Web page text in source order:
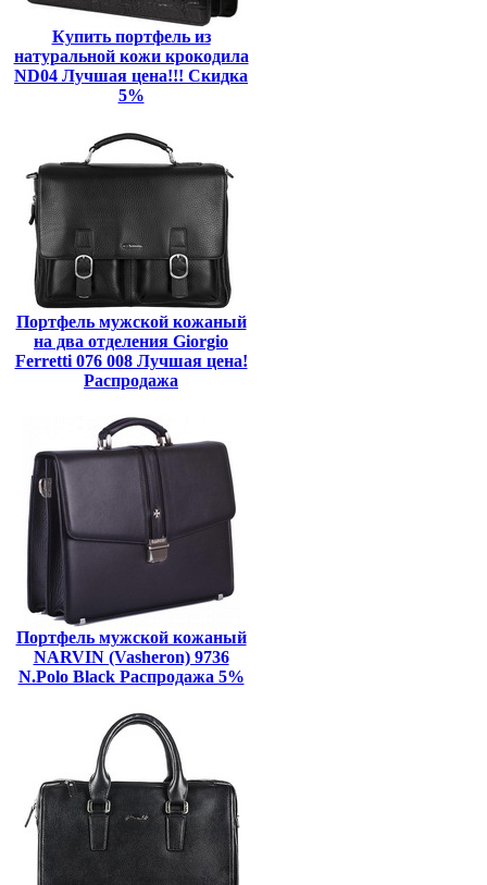
Купить портфель из
натуральной кожи крокодила
ND04 Лучшая цена!!! Скидка
5%
Портфель мужской кожаный
на два отделения Giorgio
Ferretti 076 008 Лучшая цена!
Распродажа
Портфель мужской кожаный
NARVIN (Vasheron) 9736
N.Polo Black Распродажа 5%